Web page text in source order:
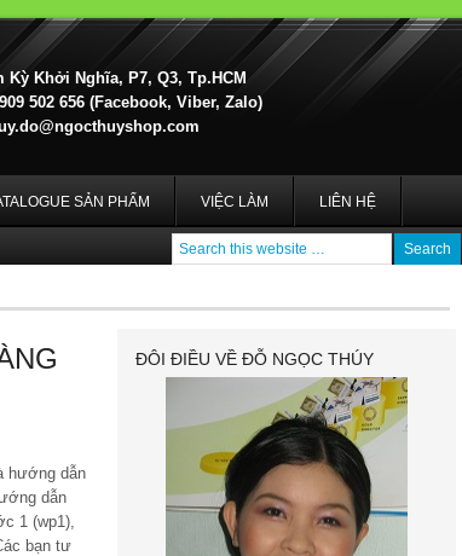
Kỳ Khởi Nghĩa, P7, Q3, Tp.HCM
502 656 (Facebook, Viber, Zalo)
SẢN PHẨM VIỆC LÀM LIÊN HỆ
hướng dẫn
dẫn
1 (wp1),
bạn tư
ĐÔI ĐIỀU VỀ ĐỖ NGỌC THÚY